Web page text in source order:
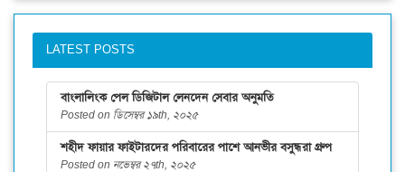
LATEST POSTS
বাংলালিংক পেল ডিজিটাল লেনদেন সেবার অনুমতি
Posted on ডিসেম্বর ১৯th, ২০২৫
শহীদ ফায়ার ফাইটারদের পরিবারের পাশে আনভীর বসুন্ধরা গ্রুপ
Posted on নভেম্বর ২৭th, ২০২৫